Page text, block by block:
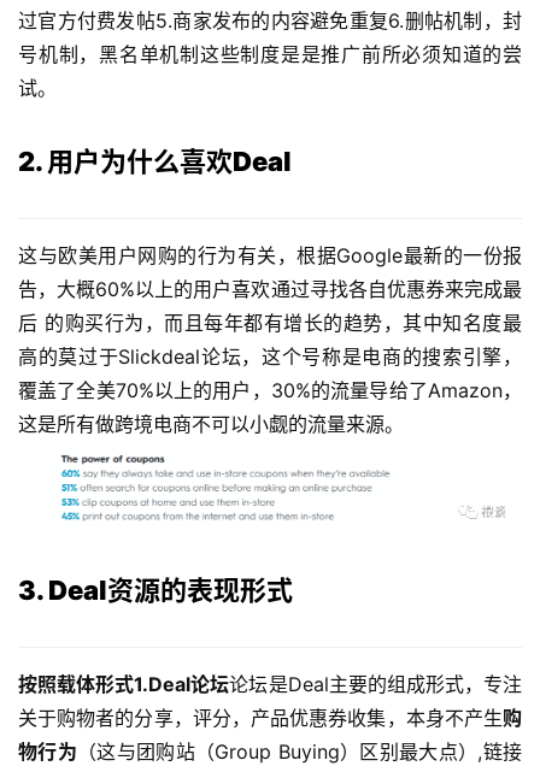
过官方付费发帖5.商家发布的内容避免重复6.删帖机制，封
号机制，黑名单机制这些制度是是推广前所必须知道的尝
试。
2. 用户为什么喜欢Deal
这与欧美用户网购的行为有关，根据Google最新的一份报
告，大概60%以上的用户喜欢通过寻找各自优惠券来完成最
后 的购买行为，而且每年都有增长的趋势，其中知名度最
高的莫过于Slickdeal论坛，这个号称是电商的搜索引擎，
覆盖了全美70%以上的用户，30%的流量导给了Amazon，
这是所有做跨境电商不可以小觑的流量来源。
3. Deal资源的表现形式
按照载体形式1.Deal论坛论坛是Deal主要的组成形式，专注
关于购物者的分享，评分，产品优惠券收集，本身不产生购
物行为 （这与团购站（Group Buying）区别最大点）,链接